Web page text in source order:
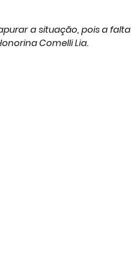
a situação, pois a falta
Comelli Lia.